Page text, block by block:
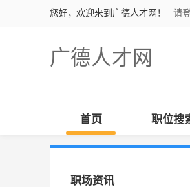
您好，欢迎来到广德人才网！ 请
广德人才网
首页 职位搜
职场资讯